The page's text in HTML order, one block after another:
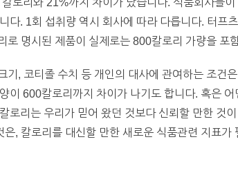
다. 1회 섭취량 역시 회사에 따라 다릅니다. 터프
로 명시된 제품이 실제로는 800칼로리 가량을 포
기, 코티졸 수치 등 개인의 대사에 관여하는 조건
이 600칼로리까지 차이가 나기도 합니다. 혹은
로리는 우리가 믿어 왔던 것보다 신뢰할 만한 것
, 칼로리를 대신할 만한 새로운 식품관련 지표가